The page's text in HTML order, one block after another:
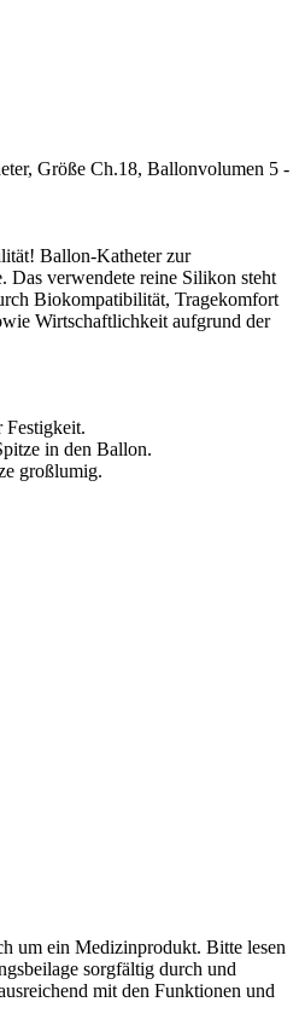
Größe Ch.18, Ballonvolumen 5 -
Ballon-Katheter zur
Das verwendete reine Silikon steht
Biokompatibilität, Tragekomfort
Wirtschaftlichkeit aufgrund der
Festigkeit.
in den Ballon.
großlumig.
um ein Medizinprodukt. Bitte lesen
sorgfältig durch und
mit den Funktionen und